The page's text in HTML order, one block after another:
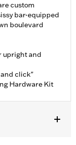
custom
bar-equipped
boulevard
upright and
click"
Hardware Kit